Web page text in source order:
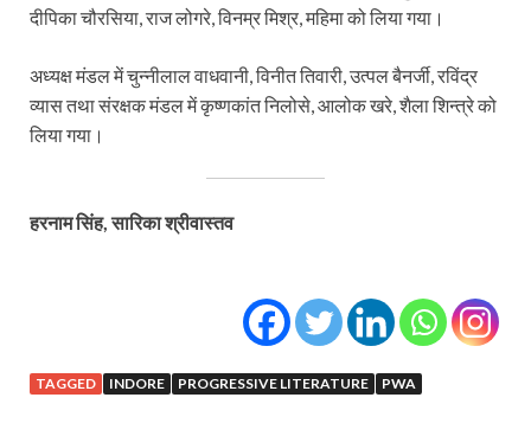
दीपिका चौरसिया, राज लोगरे, विनम्र मिश्र, महिमा को लिया गया।
अध्यक्ष मंडल में चुन्नीलाल वाधवानी, विनीत तिवारी, उत्पल बैनर्जी, रविंद्र
व्यास तथा संरक्षक मंडल में कृष्णकांत निलोसे, आलोक खरे, शैला शिन्त्रे को
लिया गया।
हरनाम सिंह, सारिका श्रीवास्तव
TAGGED INDORE PROGRESSIVE LITERATURE PWA